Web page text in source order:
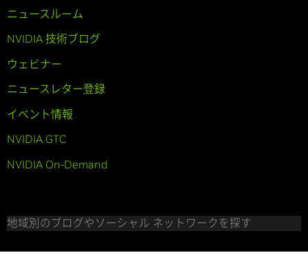
ニュースルーム
NVIDIA 技術ブログ
ウェビナー
ニュースレター登録
イベント情報
NVIDIA GTC
NVIDIA On-Demand
地域別のブログやソーシャル ネットワークを探す